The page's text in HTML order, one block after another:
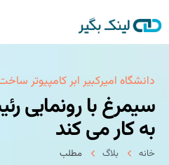
خانه
بکلینک
رپورتاژآگهی
دانشگاه امیركبیر ابر كامپیوتر
سیمرغ با رونمایی
به كار می كند
خانه بلاگ مطلب